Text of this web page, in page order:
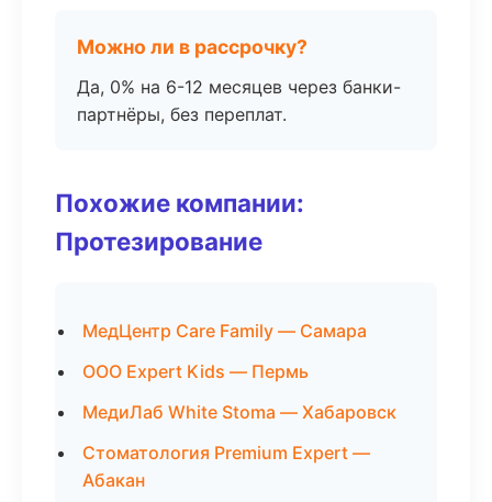
Можно ли в рассрочку?
Да, 0% на 6-12 месяцев через банки-
партнёры, без переплат.
Похожие компании:
Протезирование
МедЦентр Care Family — Самара
ООО Expert Kids — Пермь
МедиЛаб White Stoma — Хабаровск
Стоматология Premium Expert —
Абакан